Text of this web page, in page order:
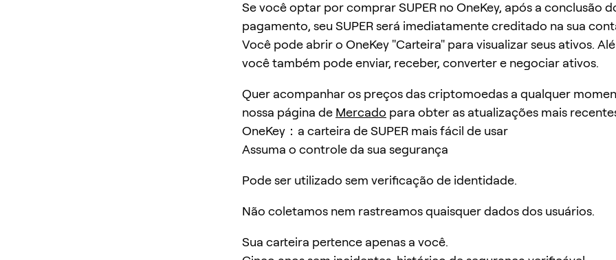
Se você optar por comprar SUPER no OneKey, após a conclusão
pagamento, seu SUPER será imediatamente creditado na sua
Você pode abrir o OneKey "Carteira" para visualizar seus ativos.
você também pode enviar, receber, converter e negociar ativos.
Quer acompanhar os preços das criptomoedas a qualquer
nossa página de Mercado para obter as atualizações mais
OneKey：a carteira de SUPER mais fácil de usar
Assuma o controle da sua segurança
Pode ser utilizado sem verificação de identidade.
Não coletamos nem rastreamos quaisquer dados dos usuários.
Sua carteira pertence apenas a você.